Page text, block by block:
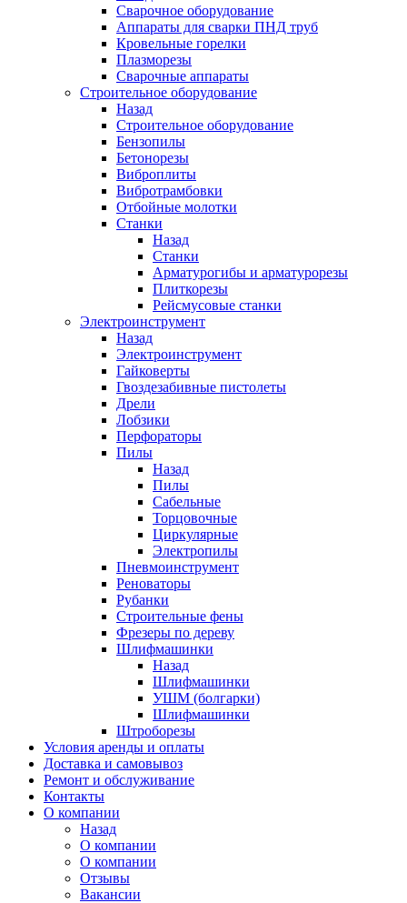
Сварочное оборудование
Аппараты для сварки ПНД труб
Кровельные горелки
Плазморезы
Сварочные аппараты
Строительное оборудование
Назад
Строительное оборудование
Бензопилы
Бетонорезы
Виброплиты
Вибротрамбовки
Отбойные молотки
Станки
Назад
Станки
Арматурогибы и арматурорезы
Плиткорезы
Рейсмусовые станки
Электроинструмент
Назад
Электроинструмент
Гайковерты
Гвоздезабивные пистолеты
Дрели
Лобзики
Перфораторы
Пилы
Назад
Пилы
Сабельные
Торцовочные
Циркулярные
Электропилы
Пневмоинструмент
Реноваторы
Рубанки
Строительные фены
Фрезеры по дереву
Шлифмашинки
Назад
Шлифмашинки
УШМ (болгарки)
Шлифмашинки
Штроборезы
Условия аренды и оплаты
Доставка и самовывоз
Ремонт и обслуживание
Контакты
О компании
Назад
О компании
О компании
Отзывы
Вакансии